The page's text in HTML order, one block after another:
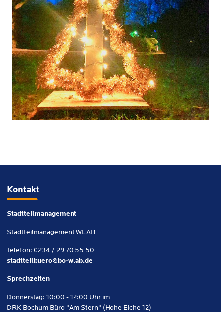
Kontakt
Stadtteilmanagement
Stadtteilmanagement WLAB
Telefon: 0234 / 29 70 55 50
stadtteilbuero@bo-wlab.de
Sprechzeiten
Donnerstag: 10:00 - 12:00 Uhr im
DRK Bochum Büro "Am Stern" (Hohe Eiche 12)